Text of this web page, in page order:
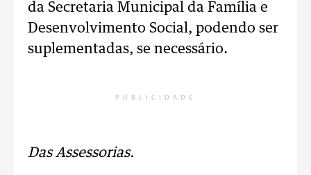
da Secretaria Municipal da Família e
Desenvolvimento Social, podendo ser
suplementadas, se necessário.
PUBLICIDADE
Das Assessorias.